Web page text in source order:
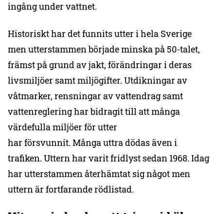
ingång under vattnet.
Historiskt har det funnits utter i hela Sverige
men utterstammen började minska på 50-talet,
främst på grund av jakt, förändringar i deras
livsmiljöer samt miljögifter. Utdikningar av
våtmarker, rensningar av vattendrag samt
vattenreglering har bidragit till att många
värdefulla miljöer för utter
har försvunnit. Många uttra dödas även i
trafiken. Uttern har varit fridlyst sedan 1968. Idag
har utterstammen återhämtat sig något men
uttern är fortfarande rödlistad.